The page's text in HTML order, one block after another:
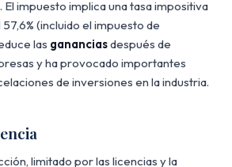
impuesto implica una tasa impositiva
(incluido el impuesto de
las gananciasdespués de
y ha provocado importantes
de inversiones en la industria.
limitado por las licencias y la